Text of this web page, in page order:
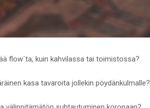
flow´ta, kuin kahvilassa tai toimistossa?
kasa tavaroita jollekin pöydänkulmalle?